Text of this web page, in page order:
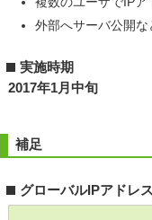
外部へサーバ公開
実施時期
2017年1月中旬
補足
グローバルIPアドレ